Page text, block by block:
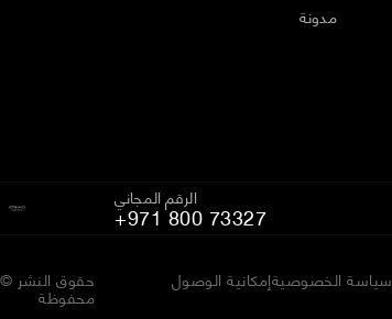
مدونة
الرقم المجاني
+971 800 73327
محفوظة
إمكانية الوصولسياسة الخصوصية